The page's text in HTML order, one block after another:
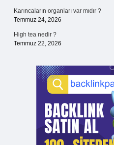
Karıncaların organları var mıdır ?
Temmuz 24, 2026
High tea nedir ?
Temmuz 22, 2026